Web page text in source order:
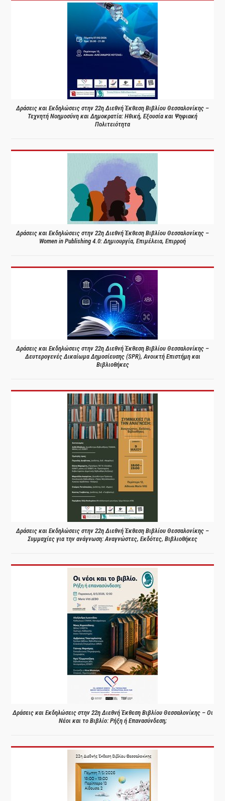
Δράσεις και Εκδηλώσεις στην 22η Διεθνή Έκθεση Βιβλίου Θεσσαλονίκης –
Τεχνητή Νοημοσύνη και Δημοκρατία: Ηθική, Εξουσία και Ψηφιακή
Πολιτειότητα
Δράσεις και Εκδηλώσεις στην 22η Διεθνή Έκθεση Βιβλίου Θεσσαλονίκης –
Women in Publishing 4.0: Δημιουργία, Επιμέλεια, Επιρροή
Δράσεις και Εκδηλώσεις στην 22η Διεθνή Έκθεση Βιβλίου Θεσσαλονίκης –
Δευτερογενές Δικαίωμα Δημοσίευσης (SPR), Ανοικτή Επιστήμη και
Βιβλιοθήκες
Δράσεις και Εκδηλώσεις στην 22η Διεθνή Έκθεση Βιβλίου Θεσσαλονίκης –
Συμμαχίες για την ανάγνωση: Αναγνώστες, Εκδότες, Βιβλιοθήκες
Δράσεις και Εκδηλώσεις στην 22η Διεθνή Έκθεση Βιβλίου Θεσσαλονίκης – Οι
Νέοι και το Βιβλίο: Ρήξη ή Επανασύνδεση;